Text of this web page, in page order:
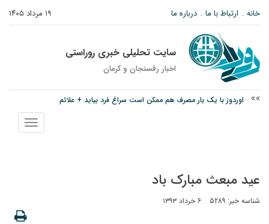
۱۹ مرداد ۱۴۰۵ خانه ارتباط با ما درباره ما
سایت تحلیلی خبری روراستی
اخبار رفسنجان و كرمان
اوردوز با یک بار مصرف هم ممکن است سراغ فرد بیاید + علائم
درخشش دانشجوی ولیعصر رفسنجان در جشنواره قرآن و عترت کشور
نمایش
منو
عید مبعث مبارک باد
شناسه خبر: 5289 ۶ خرداد ۱۳۹۳